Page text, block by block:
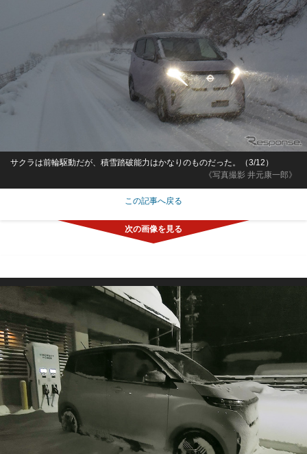
《写真撮影 井元康一郎》
サクラは前輪駆動だが、積雪踏破能力はかなりのものだった。（3/12）
この記事へ戻る